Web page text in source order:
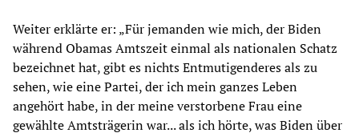
Weiter erklärte er: „Für jemanden wie mich, der Biden
während Obamas Amtszeit einmal als nationalen Schatz
bezeichnet hat, gibt es nichts Entmutigenderes als zu
sehen, wie eine Partei, der ich mein ganzes Leben
angehört habe, in der meine verstorbene Frau eine
gewählte Amtsträgerin war... als ich hörte, was Biden über